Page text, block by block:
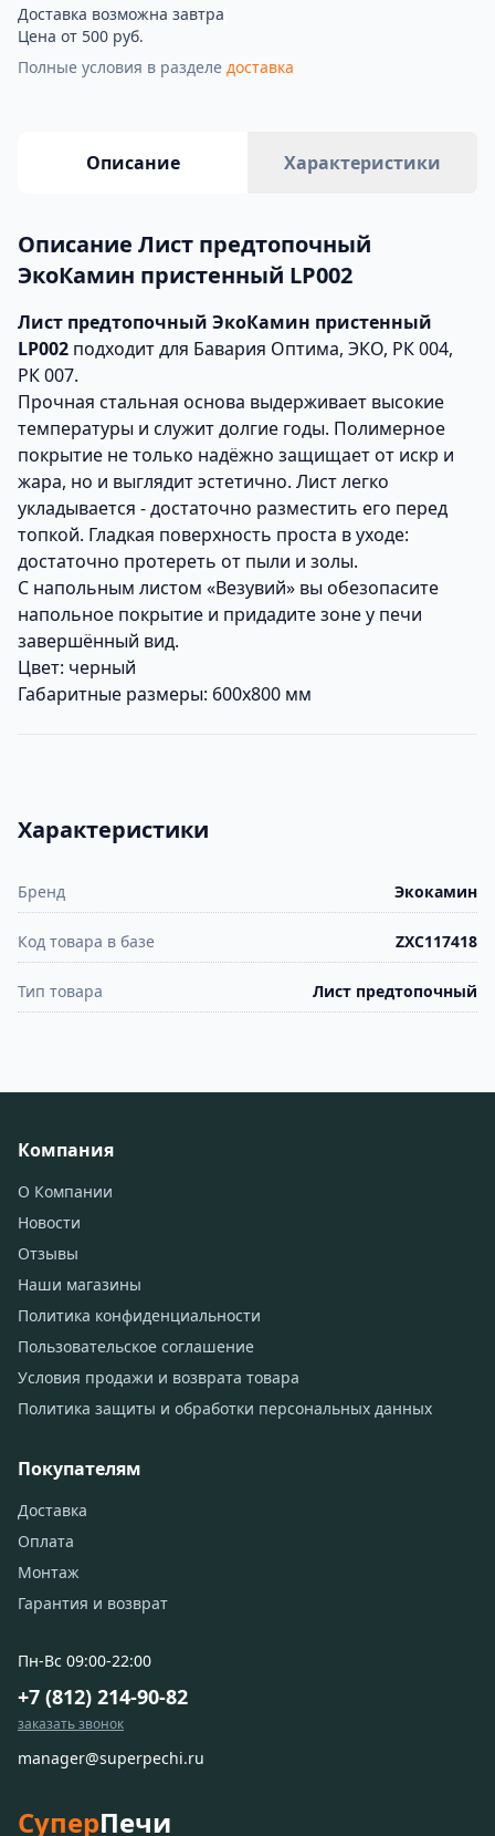
Доставка возможна завтра
Цена от 500 руб.
Полные условия в разделе доставка
Описание Характеристики
Описание Лист предтопочный
ЭкоКамин пристенный LP002
Лист предтопочный ЭкоКамин пристенный
LP002 подходит для Бавария Оптима, ЭКО, РК 004,
РК 007.
Прочная стальная основа выдерживает высокие
температуры и служит долгие годы. Полимерное
покрытие не только надёжно защищает от искр и
жара, но и выглядит эстетично. Лист легко
укладывается - достаточно разместить его перед
топкой. Гладкая поверхность проста в уходе:
достаточно протереть от пыли и золы.
С напольным листом «Везувий» вы обезопасите
напольное покрытие и придадите зоне у печи
завершённый вид.
Цвет: черный
Габаритные размеры: 600х800 мм
Характеристики
Бренд Экокамин
Код товара в базе ZXC117418
Тип товара Лист предтопочный
Компания
О Компании
Новости
Отзывы
Наши магазины
Политика конфиденциальности
Пользовательское соглашение
Условия продажи и возврата товара
Политика защиты и обработки персональных данных
Покупателям
Доставка
Оплата
Монтаж
Гарантия и возврат
Пн-Вс 09:00-22:00
+7 (812) 214-90-82
заказать звонок
manager@superpechi.ru
СуперПечи